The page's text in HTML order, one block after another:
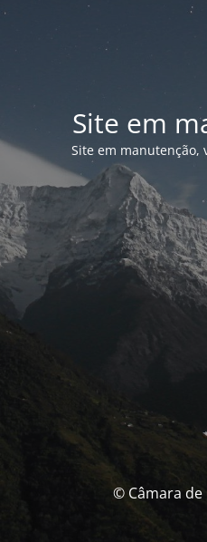
Site em
Site em manutenção,
© Câmara de